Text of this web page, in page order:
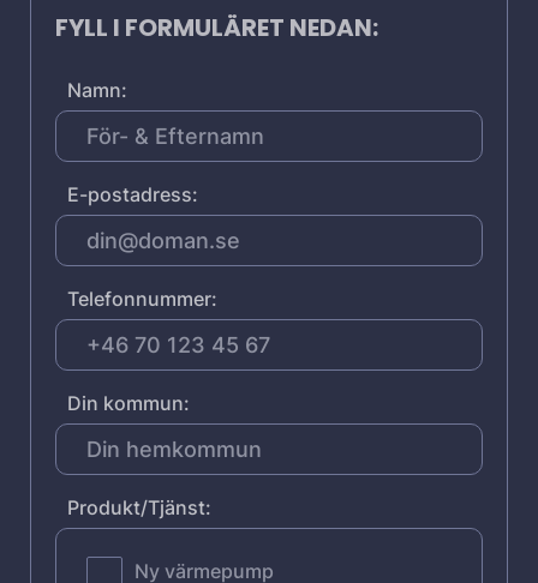
FYLL I FORMULÄRET NEDAN:
Namn:
E-postadress:
Telefonnummer:
Din kommun:
Produkt/Tjänst:
Ny värmepump